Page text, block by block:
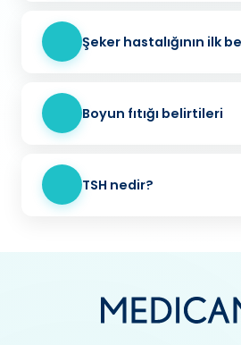
Şeker hastalığının ilk
Boyun fıtığı belirtileri
TSH nedir?